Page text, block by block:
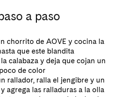
a paso
chorrito de AOVE y cocina la
que este blandita
calabaza y deja que cojan un
poco de color
rallador, ralla el jengibre y un
agrega las ralladuras a la olla